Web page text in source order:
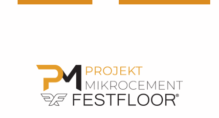
produkt
Opcje
można
wybrać
na